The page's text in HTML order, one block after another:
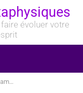
évoluer votre
zodiaque